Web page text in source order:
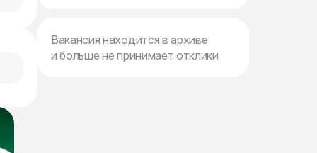
Вакансия находится в архиве
и больше не принимает отклики